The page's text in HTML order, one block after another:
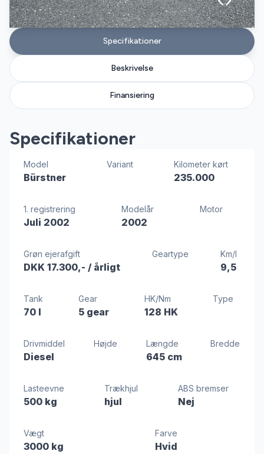
Specifikationer
Beskrivelse
Finansiering
Specifikationer
Model
Bürstner
Variant Kilometer kørt
235.000
1. registrering
Juli 2002
Modelår
2002
Motor
Grøn ejerafgift
DKK 17.300,- / årligt
Geartype Km/l
9,5
Tank
70 l
Gear
5 gear
HK/Nm
128 HK
Type
Drivmiddel
Diesel
Højde Længde
645 cm
Bredde
Lasteevne
500 kg
Trækhjul
hjul
ABS bremser
Nej
Vægt
3000 kg
Farve
Hvid